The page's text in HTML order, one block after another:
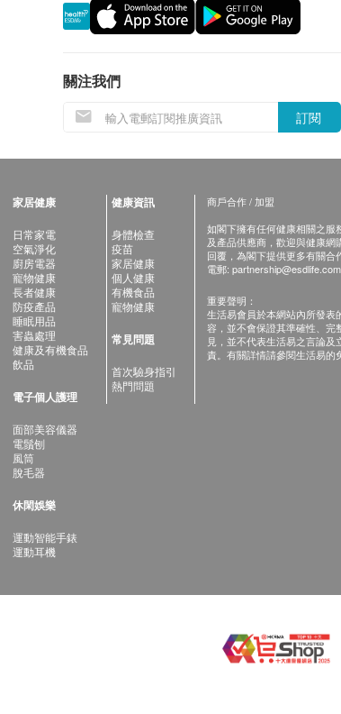
關注我們
訂閱
家居健康
日常家電
空氣淨化
廚房電器
寵物健康
長者健康
防疫產品
睡眠用品
害蟲處理
健康及有機食品
飲品
電子個人護理
面部美容儀器
電鬚刨
風筒
脫毛器
休閑娛樂
運動智能手錶
運動耳機
健康資訊
身體檢查
疫苗
家居健康
個人健康
有機食品
寵物健康
常見問題
首次驗身指引
熱門問題
商戶合作 / 加盟
如閣下擁有任何健康相關之服
及產品供應商，歡迎與健康網
回覆，為閣下提供更多有關合
電郵: partnership@esdlife.com
重要聲明：
生活易會員於本網站內所發表
容，並不會保證其準確性、完
見，並不代表生活易之言論
責。有關詳情請參閱生活易的